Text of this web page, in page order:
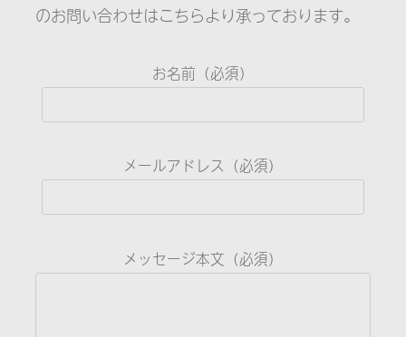
のお問い合わせはこちらより承っております。
お名前（必須）
メールアドレス（必須）
メッセージ本文（必須）